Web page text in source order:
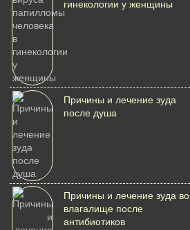
гинекологии у женщины
Причины и лечение зуда
после душа
Причины и лечение зуда во
влагалище после
антибиотиков